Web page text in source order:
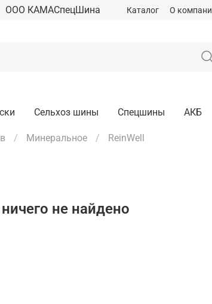
Каталог О
ООО КАМАСпецШина
Сельхоз шины Спецшины АКБ
Минеральное ReinWell
не найдено